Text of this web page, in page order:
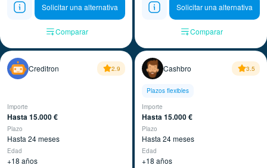
Solicitar una alternativa
Comparar
Solicitar una alternativa
Comparar
Creditron 2.9
Importe
Hasta 15.000 €
Plazo
Hasta 24 meses
Edad
+18 años
Cashbro 3.5
Plazos flexibles
Importe
Hasta 15.000 €
Plazo
Hasta 24 meses
Edad
+18 años